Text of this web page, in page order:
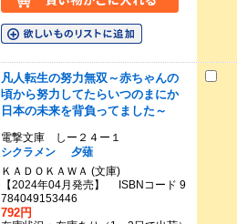
凡人転生の努力無双～赤ちゃんの
頃から努力してたらいつのまにか
日本の未来を背負ってました～
電撃文庫 しー２４ー１
シクラメン
夕薙
ＫＡＤＯＫＡＷＡ (文庫)
【2024年04月発売】 ISBNコード 9
784049153446
792円